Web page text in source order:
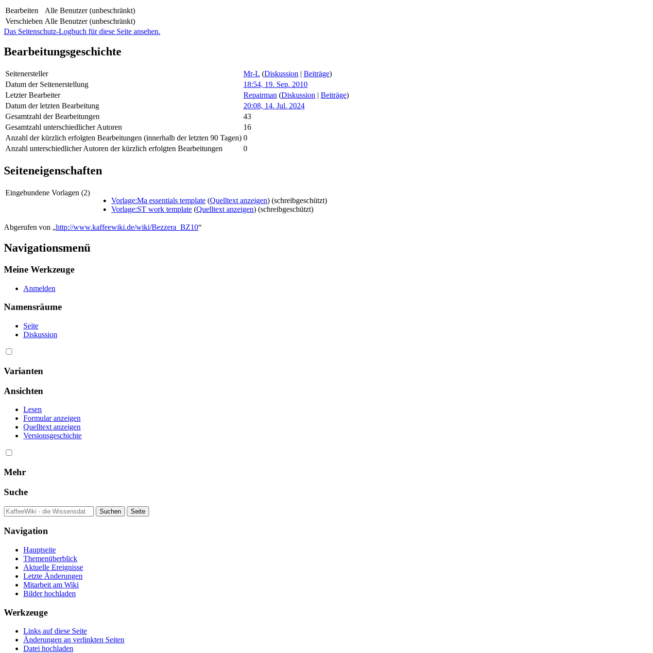
Bearbeiten
Alle Benutzer (unbeschränkt)
Verschieben Alle Benutzer (unbeschränkt)
Das Seitenschutz-Logbuch für diese Seite ansehen.
Bearbeitungsgeschichte
Seitenersteller Mr-L (Diskussion | Beiträge)
Datum der Seitenerstellung
18:54, 19. Sep. 2010
Letzter Bearbeiter
Repairman (Diskussion | Beiträge)
Datum der letzten Bearbeitung
20:08, 14. Jul. 2024
Gesamtzahl der Bearbeitungen
43
Gesamtzahl unterschiedlicher Autoren
16
Anzahl der kürzlich erfolgten Bearbeitungen (innerhalb der letzten 90 Tagen) 0
Anzahl unterschiedlicher Autoren der kürzlich erfolgten Bearbeitungen
0
Seiteneigenschaften
Eingebundene Vorlagen (2)
Vorlage:Ma essentials template (Quelltext anzeigen) (schreibgeschützt)
Vorlage:ST work template (Quelltext anzeigen) (schreibgeschützt)
Abgerufen von „http://www.kaffeewiki.de/wiki/Bezzera_BZ10“
Navigationsmenü
Meine Werkzeuge
Anmelden
Namensräume
Seite
Diskussion
Varianten
Ansichten
Lesen
Formular anzeigen
Quelltext anzeigen
Versionsgeschichte
Mehr
Suche
Navigation
Hauptseite
Themenüberblick
Aktuelle Ereignisse
Letzte Änderungen
Mitarbeit am Wiki
Bilder hochladen
Werkzeuge
Links auf diese Seite
Änderungen an verlinkten Seiten
Datei hochladen